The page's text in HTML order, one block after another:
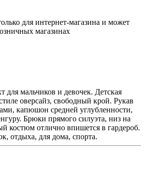
для интернет-магазина и может
магазинах
мальчиков и девочек. Детская
оверсайз, свободный крой. Рукав
капюшон средней углубленности,
Брюки прямого силуэта, низ на
костюм отлично впишется в гардероб.
отдыха, для дома, спорта.